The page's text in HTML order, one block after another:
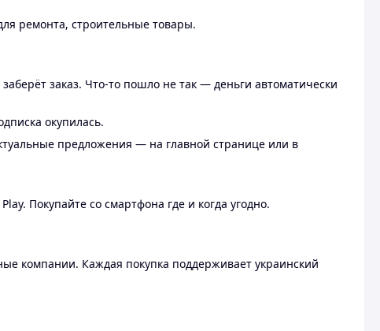
ремонта, строительные товары.
заказ. Что-то пошло не так — деньги автоматически
окупилась.
предложения — на главной странице или в
Покупайте со смартфона где и когда угодно.
компании. Каждая покупка поддерживает украинский